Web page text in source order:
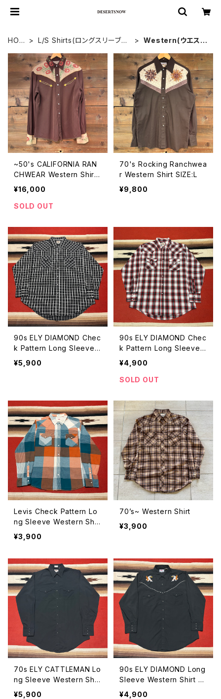
HOM
L/S Shirts(ロングスリーブシ
Western(ウエスタ
~50's CALIFORNIA RAN
CHWEAR Western Shirt
SIZE:15.1/2
¥16,000
SOLD OUT
70's Rocking Ranchwea
r Western Shirt SIZE:L
¥9,800
90s ELY DIAMOND Chec
k Pattern Long Sleeve
Western Shirt size XXL
¥5,900
90s ELY DIAMOND Chec
k Pattern Long Sleeve
Western Shirt size L
¥4,900
SOLD OUT
Levis Check Pattern Lo
ng Sleeve Western Shir
t size L
¥3,900
70’s~ Western Shirt
¥3,900
70s ELY CATTLEMAN Lo
ng Sleeve Western Shir
t size LT
¥5,900
90s ELY DIAMOND Long
Sleeve Western Shirt si
ze XL
¥4,900